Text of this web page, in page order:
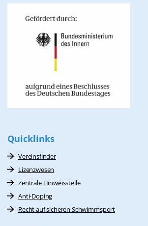
Quicklinks
Vereinsfinder
Lizenzwesen
Zentrale Hinweisstelle
Anti-Doping
Recht auf sicheren Schwimmsport